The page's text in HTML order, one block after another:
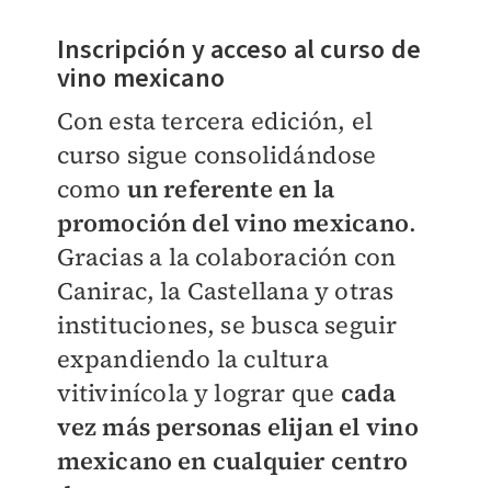
Inscripción y acceso al curso de
vino mexicano
Con esta tercera edición, el
curso sigue consolidándose
como un referente en la
promoción del vino mexicano.
Gracias a la colaboración con
Canirac, la Castellana y otras
instituciones, se busca seguir
expandiendo la cultura
vitivinícola y lograr que cada
vez más personas elijan el vino
mexicano en cualquier centro